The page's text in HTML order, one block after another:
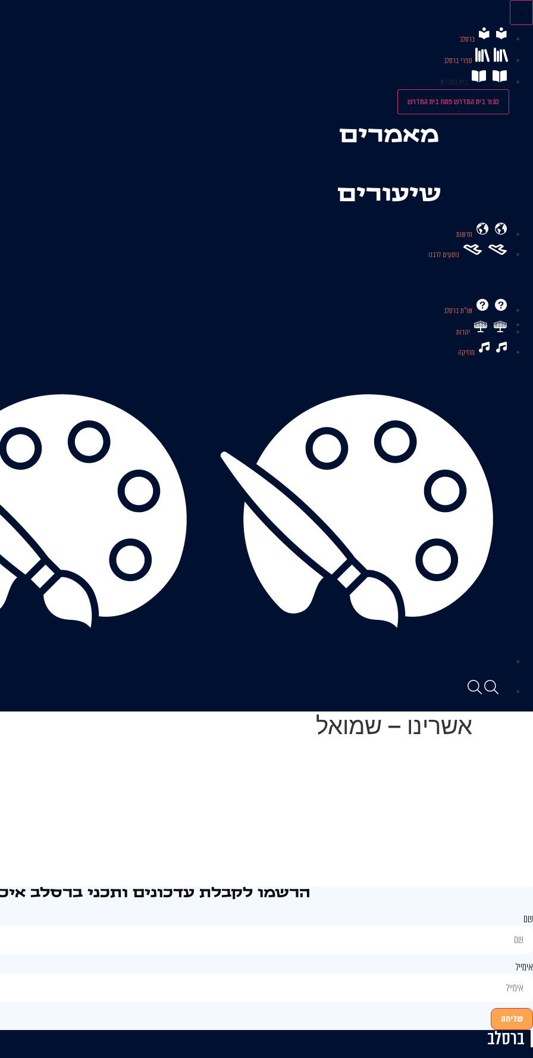
לתוכן
ברסלב
ספרי ברסלב
בית המדרש
סגור בית המדרשפתח בית המדרש
מאמרים
שיעורים
חדשות
נוסעים לרבנו
שו’’ת ברסלב
יהדות
מוזיקה
אשרינו – שמואל
הרשמו לקבלת עדכונים ותכני ברסלב
שם
אימייל
שליחה
ברסלב